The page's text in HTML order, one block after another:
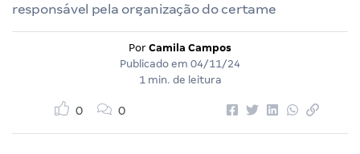
responsável pela organização do certame
Por Camila Campos
Publicado em 04/11/24
1 min. de leitura
0 0